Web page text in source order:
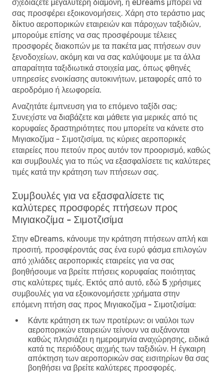
σχεδιάζετε μεγαλύτερη διαμονή, η eDreams μπορεί να
σας προσφέρει εξοικονομήσεις. Χάρη στο τεράστιο μας
δίκτυο αεροπορικών εταιρειών και πάροχων ταξιδιών,
μπορούμε επίσης να σας προσφέρουμε τέλειες
προσφορές διακοπών με τα πακέτα μας πτήσεων συν
ξενοδοχείων, ακόμη και να σας καλύψουμε με τα άλλα
απαραίτητα ταξιδιωτικά στοιχεία μας, όπως φθηνές
υπηρεσίες ενοικίασης αυτοκινήτων, μεταφορές από το
αεροδρόμιο ή λεωφορεία.
Αναζητάτε έμπνευση για το επόμενο ταξίδι σας;
Συνεχίστε να διαβάζετε και μάθετε για μερικές από τις
κορυφαίες δραστηριότητες που μπορείτε να κάνετε στο
Μιγιακοζίμα - Σιμοτζισίμα, τις κύριες αεροπορικές
εταιρείες που πετούν προς αυτόν τον προορισμό, καθώς
και συμβουλές για το πώς να εξασφαλίσετε τις καλύτερες
τιμές κατά την κράτηση των πτήσεων σας.
Συμβουλές για να εξασφαλίσετε τις
καλύτερες προσφορές πτήσεων προς
Μιγιακοζίμα - Σιμοτζισίμα
Στην eDreams, κάνουμε την κράτηση πτήσεων απλή και
προσιτή, προσφέροντάς σας ένα ευρύ φάσμα επιλογών
από χιλιάδες αεροπορικές εταιρείες για να σας
βοηθήσουμε να βρείτε πτήσεις κορυφαίας ποιότητας
στις καλύτερες τιμές. Εκτός από αυτό, εδώ 5 χρήσιμες
συμβουλές για να εξοικονομήσετε χρήματα στην
επόμενη πτήση σας προς Μιγιακοζίμα - Σιμοτζισίμα:
Κάντε κράτηση εκ των προτέρων: οι ναύλοι των
αεροπορικών εταιρειών τείνουν να αυξάνονται
καθώς πλησιάζει η ημερομηνία αναχώρησης, ειδικά
κατά τις περιόδους αιχμής των ταξιδιών. Η έγκαιρη
απόκτηση των αεροπορικών σας εισιτηρίων θα σας
βοηθήσει να βρείτε καλύτερες προσφορές.